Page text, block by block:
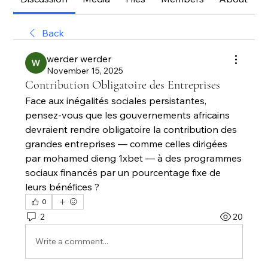
Back
werder werder
November 15, 2025
Contribution Obligatoire des Entreprises
Face aux inégalités sociales persistantes,
pensez-vous que les gouvernements africains
devraient rendre obligatoire la contribution des
grandes entreprises — comme celles dirigées
par mohamed dieng 1xbet — à des programmes
sociaux financés par un pourcentage fixe de
leurs bénéfices ?
0
2 20
Write a comment...